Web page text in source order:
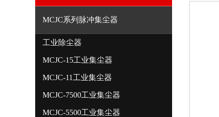
MCJC系列脉冲集尘器
工业除尘器
MCJC-15工业集尘器
MCJC-11工业集尘器
MCJC-7500工业集尘器
MCJC-5500工业集尘器